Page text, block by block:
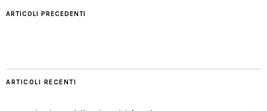
ARTICOLI PRECEDENTI
ARTICOLI RECENTI